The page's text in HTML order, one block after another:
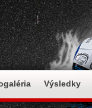
Výsledky